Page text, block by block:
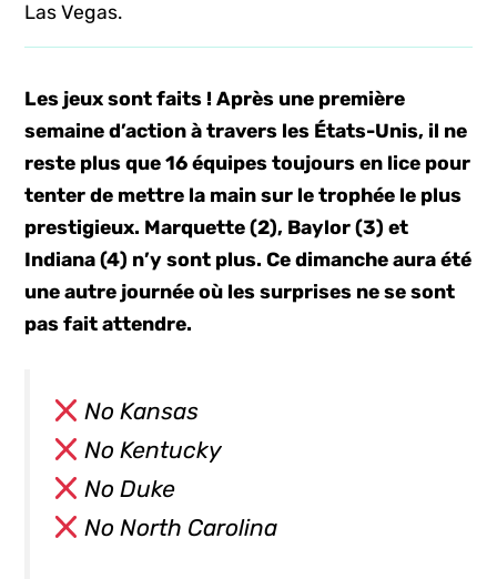
Las Vegas.
Les jeux sont faits ! Après une première
semaine d’action à travers les États-Unis, il ne
reste plus que 16 équipes toujours en lice pour
tenter de mettre la main sur le trophée le plus
prestigieux. Marquette (2), Baylor (3) et
Indiana (4) n’y sont plus. Ce dimanche aura été
une autre journée où les surprises ne se sont
pas fait attendre.
No Kansas
No Kentucky
No Duke
No North Carolina